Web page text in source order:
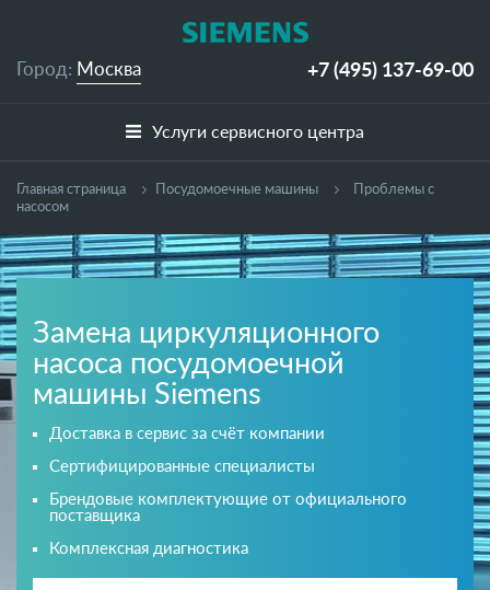
+7 (495) 137-69-00
Город: Москва
Услуги сервисного центра
Главная страница Посудомоечные машины
Проблемы с
насосом
Замена циркуляционного
насоса посудомоечной
машины Siemens
Доставка в сервис за счёт компании
Сертифицированные специалисты
Брендовые комплектующие от официального
поставщика
Комплексная диагностика